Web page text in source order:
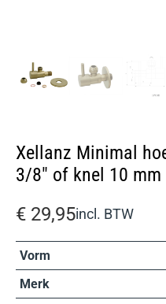
Xellanz Minimal
3/8″ of knel 10
€ 29,95incl. BTW
Vorm
Merk